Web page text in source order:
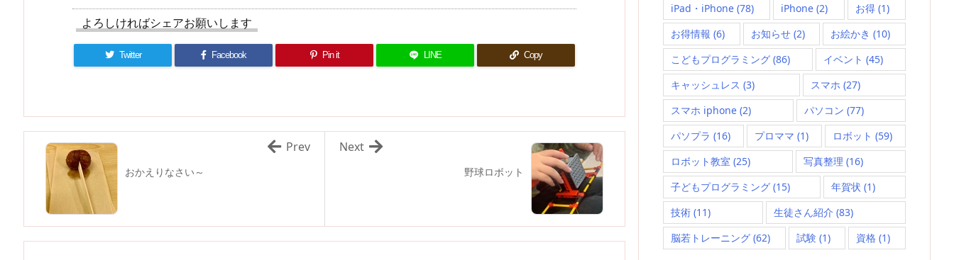
よろしければシェアお願いします
Twitter Facebook Pin it LINE Copy
野球ロボット
Next
おかえりなさい～
Prev
iPad・iPhone (78) iPhone (2) お得(1)
お得情報 (6) お知らせ(2) お絵かき (10)
こどもプログラミング (86) イベント (45)
キャッシュレス (3) スマホ (27)
スマホ iphone (2) パソコン (77)
パソプラ (16) プロママ (1) ロボット (59)
ロボット教室 (25) 写真整理 (16)
子どもプログラミング (15) 年賀状 (1)
技術 (11) 生徒さん紹介 (83)
脳若トレーニング (62) 試験 (1) 資格 (1)